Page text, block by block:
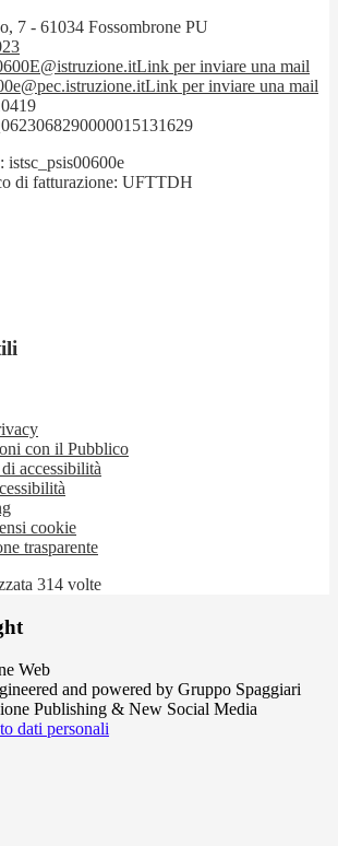
7 - 61034 Fossombrone PU
Link per inviare una mail
Link per inviare una mail
di fatturazione: UFTTDH
con il Pubblico
accessibilità
cookie
trasparente
314 volte
and powered by Gruppo Spaggiari
Publishing & New Social Media
dati personali